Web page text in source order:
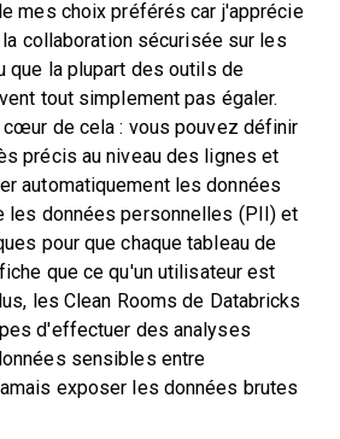
mes choix préférés car j'apprécie
collaboration sécurisée sur les
que la plupart des outils de
tout simplement pas égaler.
cœur de cela : vous pouvez définir
précis au niveau des lignes et
automatiquement les données
les données personnelles (PII) et
pour que chaque tableau de
que ce qu'un utilisateur est
les Clean Rooms de Databricks
d'effectuer des analyses
sensibles entre
exposer les données brutes